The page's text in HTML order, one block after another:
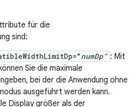
für die
sind:
numDp" : Mit
Sie die maximale
bei der die Anwendung ohne
ausgeführt werden kann.
Display größer als der